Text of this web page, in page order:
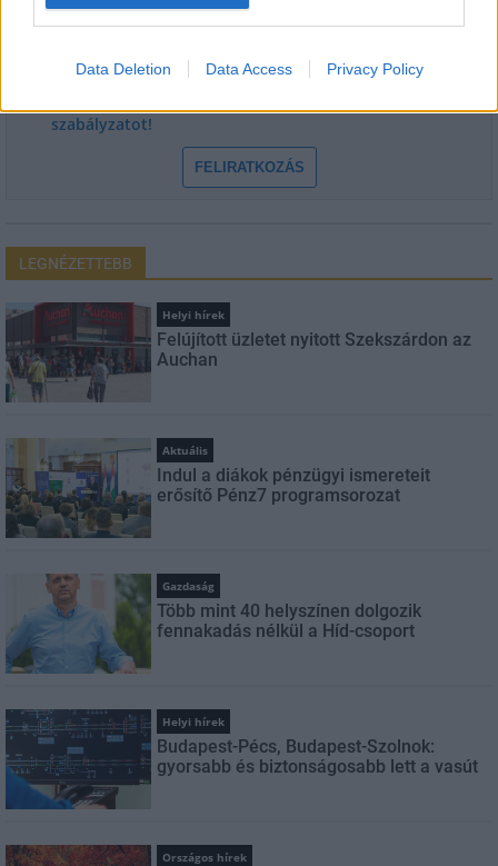
Data Deletion Data Access Privacy Policy
E-mail cím
szabályzatot!
FELIRATKOZÁS
LEGNÉZETTEBB
Helyi hírek
Felújított üzletet nyitott Szekszárdon az
Auchan
Aktuális
Indul a diákok pénzügyi ismereteit
erősítő Pénz7 programsorozat
Gazdaság
Több mint 40 helyszínen dolgozik
fennakadás nélkül a Híd-csoport
Helyi hírek
Budapest-Pécs, Budapest-Szolnok:
gyorsabb és biztonságosabb lett a vasút
Országos hírek